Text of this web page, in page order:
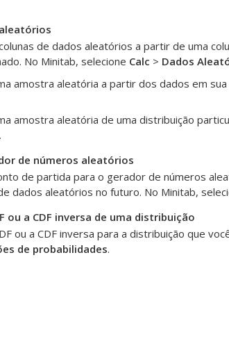
de dados aleatórios a partir de uma
No Minitab, selecione Calc > Dados
amostra aleatória a partir dos dados em
amostra aleatória de uma distribuição
de números aleatórios
de partida para o gerador de números
dados aleatórios no futuro. No Minitab,
ou a CDF inversa de uma distribuição
ou a CDF inversa para a distribuição que
de probabilidades.